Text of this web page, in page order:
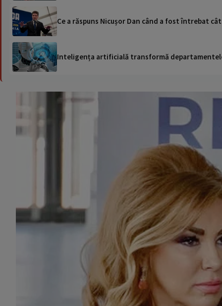
Ce a răspuns Nicușor Dan când a fost întrebat
Inteligența artificială transformă